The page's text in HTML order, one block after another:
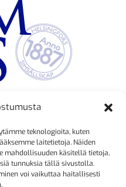
teknologioita, kuten
laitetietoja. Näiden
mahdollisuuden käsitellä tietoja,
tunnuksia tällä sivustolla.
voi vaikuttaa haitallisesti
3186